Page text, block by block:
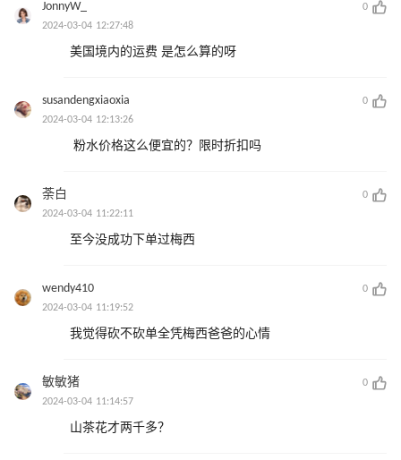
JonnyW_
0
2024-03-04 12:27:48
美国境内的运费 是怎么算的呀
susandengxiaoxia
0
2024-03-04 12:13:26
粉水价格这么便宜的？限时折扣吗
荼白
0
2024-03-04 11:22:11
至今没成功下单过梅西
wendy410
0
2024-03-04 11:19:52
我觉得砍不砍单全凭梅西爸爸的心情
敏敏猪
0
2024-03-04 11:14:57
山茶花才两千多？